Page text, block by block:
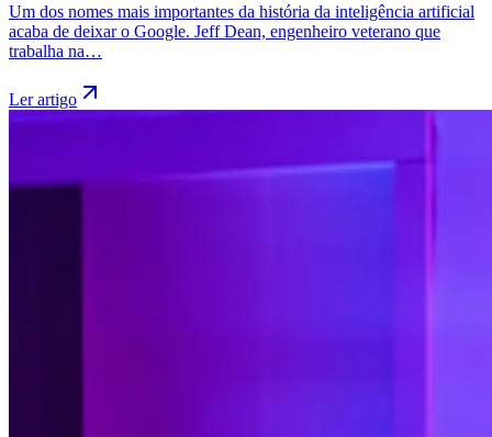
Um dos nomes mais importantes da história da inteligência artificial
acaba de deixar o Google. Jeff Dean, engenheiro veterano que
trabalha na…
Ler artigo